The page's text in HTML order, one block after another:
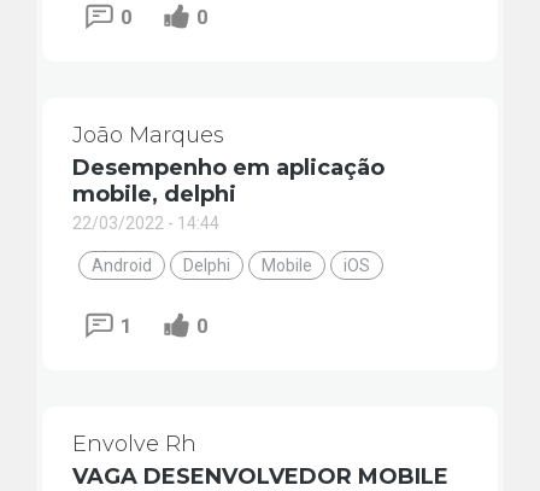
0 0
João Marques
Desempenho em aplicação
mobile, delphi
22/03/2022 - 14:44
Android Delphi Mobile iOS
1 0
Envolve Rh
VAGA DESENVOLVEDOR MOBILE